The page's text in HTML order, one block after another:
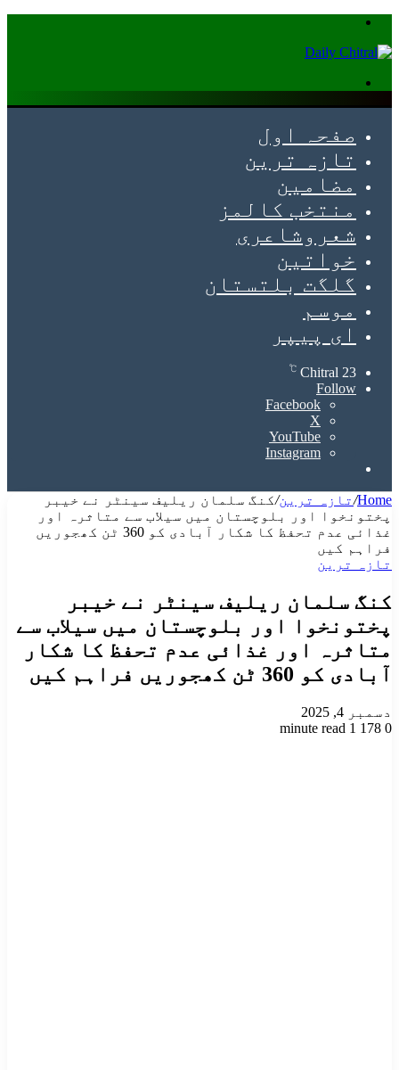
صفحہ اول
تازہ ترین
مضامین
منتخب کالمز
شعروشاعری
خواتین
گلگت بلتستان
موسم
ای پیپر
Chitral 23
℃
Follow
Facebook
X
YouTube
Instagram
Home
/تازہ ترین/کنگ سلمان ریلیف سینٹر نے خیبر
پختونخوا اور بلوچستان میں سیلاب سے متاثرہ اور
غذائی عدم تحفظ کا شکار آبادی کو 360 ٹن کھجوریں
فراہم کیں
تازہ ترین
کنگ سلمان ریلیف سینٹر نے خیبر
پختونخوا اور بلوچستان میں سیلاب سے
متاثرہ اور غذائی عدم تحفظ کا شکار
آبادی کو 360 ٹن کھجوریں فراہم کیں
دسمبر 4, 2025
0
1 minute read